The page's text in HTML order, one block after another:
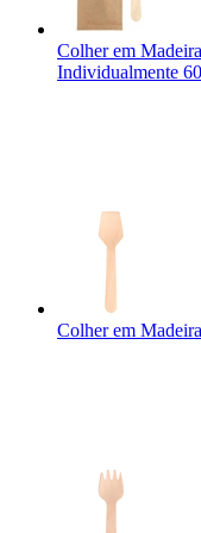
Colher em
Individualmente
Colher em